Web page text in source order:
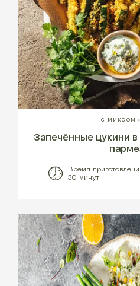
С МИКСОМ
Запечённые цукини
Время
30 минут